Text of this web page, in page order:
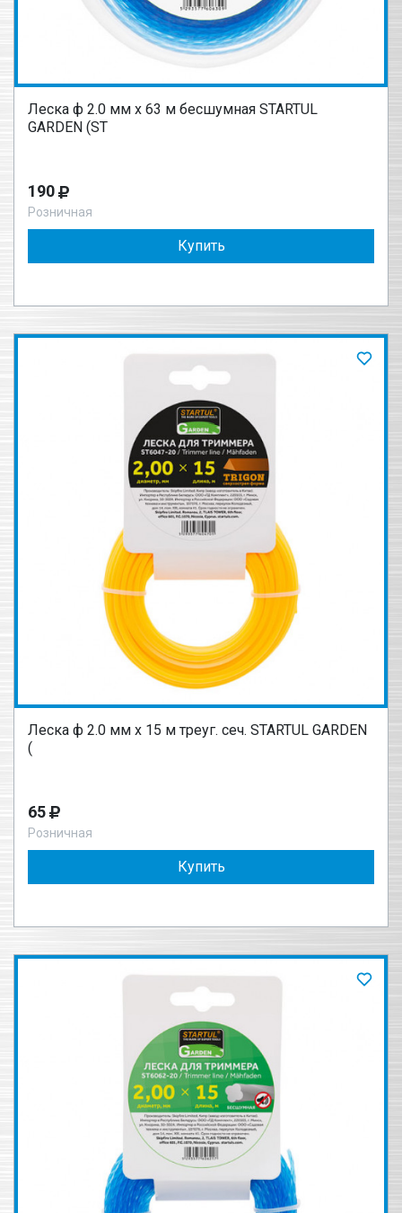
Леска ф 2.0 мм х 63 м бесшумная STARTUL
GARDEN (ST
190
Розничная
Купить
Леска ф 2.0 мм х 15 м треуг. сеч. STARTUL GARDEN
(
65
Розничная
Купить